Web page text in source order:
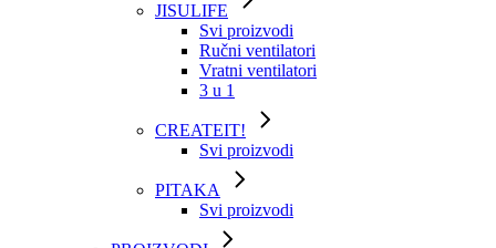
JISULIFE
Svi proizvodi
Ručni ventilatori
Vratni ventilatori
3 u 1
CREATEIT!
Svi proizvodi
PITAKA
Svi proizvodi